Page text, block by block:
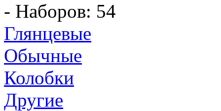
- Наборов: 54
Глянцевые
Обычные
Колобки
Другие